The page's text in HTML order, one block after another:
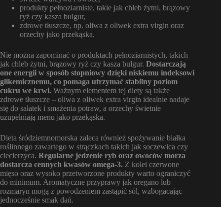
produkty pełnoziarniste, takie jak chleb żytni, brązowy
ryż czy kasza bulgur,
zdrowe tłuszcze, np. oliwa z oliwek extra virgin oraz
orzechy jako przekąska.
Nie można zapominać o produktach pełnoziarnistych, takich
jak chleb żytni, brązowy ryż czy kasza bulgur. Dostarczają
one energii w sposób stopniowy dzięki niskiemu indeksowi
glikemicznemu, co pomaga utrzymać stabilny poziom
cukru we krwi. Ważnym elementem tej diety są także
zdrowe tłuszcze – oliwa z oliwek extra virgin idealnie nadaje
się do sałatek i smażenia potraw, a orzechy świetnie
uzupełniają menu jako przekąska.
Dieta śródziemnomorska zaleca również spożywanie białka
roślinnego zawartego w strączkach takich jak soczewica czy
ciecierzyca. Regularne jedzenie ryb oraz owoców morza
dostarcza cennych kwasów omega-3. Z kolei czerwone
mięso oraz wysoko przetworzone produkty warto ograniczyć
do minimum. Aromatyczne przyprawy jak oregano lub
rozmaryn mogą z powodzeniem zastąpić sól, wzbogacając
jednocześnie smak dań.